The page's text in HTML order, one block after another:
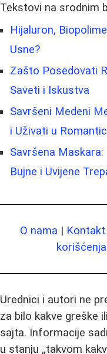
Tekstovi na srodnim
Hijaluron,
Usne?
Zašto Posedovati
Saveti i Iskustva
Savršeni Medeni
i Uživati u
Savršena
Bujne i Uvijene
O nama | Kontakt
korišćenja
Urednici i autori ne
za bilo kakve greške
sajta. Informacije
u stanju „takvom